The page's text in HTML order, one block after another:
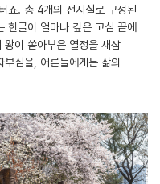
죠. 총 4개의 전시실로 구성된
한글이 얼마나 깊은 고심 끝에
왕이 쏟아부은 열정을 새삼
심을, 어른들에게는 삶의